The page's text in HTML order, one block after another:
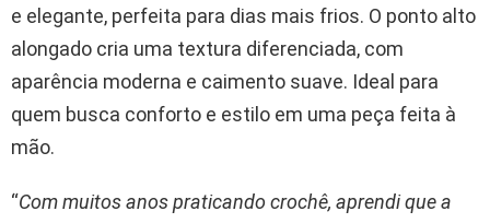
e elegante, perfeita para dias mais frios. O ponto alto
alongado cria uma textura diferenciada, com
aparência moderna e caimento suave. Ideal para
quem busca conforto e estilo em uma peça feita à
mão.
“Com muitos anos praticando crochê, aprendi que a